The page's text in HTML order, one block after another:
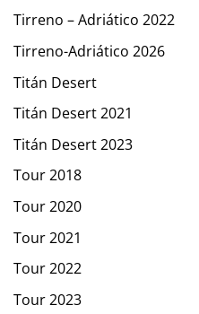
Tirreno – Adriático 2022
Tirreno-Adriático 2026
Titán Desert
Titán Desert 2021
Titán Desert 2023
Tour 2018
Tour 2020
Tour 2021
Tour 2022
Tour 2023